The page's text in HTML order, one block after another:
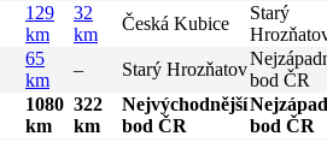
129
km
32
km
Česká Kubice
Starý
65
km
– Starý Hrozňatov
bod ČR
1080
km
322
km
Nejvýchodnější
bod ČR
bod ČR